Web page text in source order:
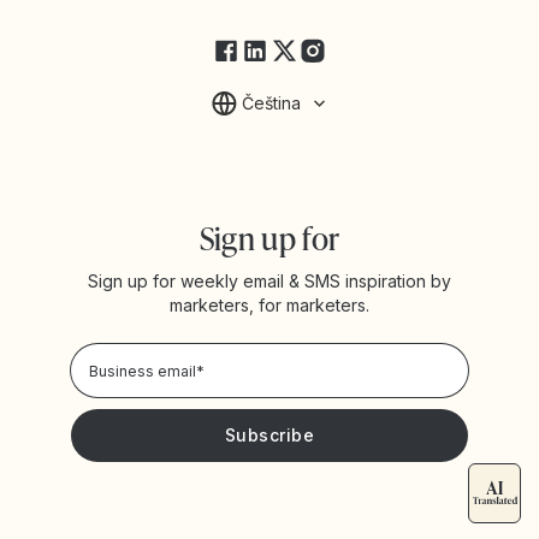
Čeština
Sign up for
Sign up for weekly email & SMS inspiration by
marketers, for marketers.